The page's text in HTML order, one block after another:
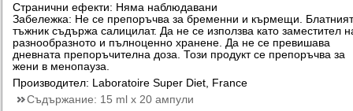
Странични ефекти: Няма наблюдавани
Забележка: Не се препоръчва за бременни и кърмещи. Блатният
тъжник съдържа салицилат. Да не се използва като заместител
разнообразното и пълноценно хранене. Да не се превишава
дневната препоръчителна доза. Този продукт се препоръчва за
жени в менопауза.
Производител: Laboratoire Super Diet, France
Съдържание: 15 ml x 20 ампули